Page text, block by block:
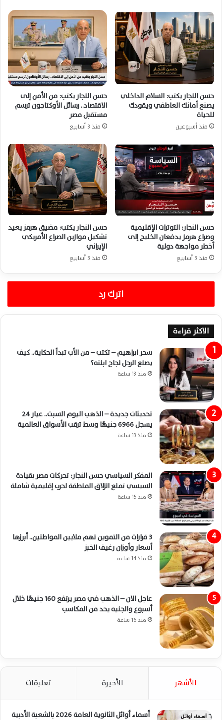
حسن النجار يكتب: السلام الداخلي
يصنع أمانك العاطفي ويقودك
للحياة
منذ أسبوعين
حسن النجار يكتب: من الأمن إلى
الاقتصاد.. رسائل الأوكتاجون ترسم
مستقبل مصر
منذ 3 أسابيع
حسن النجار: التوترات الإقليمية
وصراع هرمز يدفعان الخليج إلى
أخطر مواجهة دولية
منذ 3 أسابيع
حسن النجار يكتب: مضيق هرمز يعيد
تشكيل موازين الصراع الأمريكي
الإيراني
منذ 3 أسابيع
اترك رد
الاكثر قراءة
سحر ابراهيم – تكتب – من الأب تبدأ الحكاية.. كيف
يصنع الرجل نجاح ابنته؟
منذ 13 ساعة
تحديثات جديدة – الذهب اليوم السبت.. عيار 24
يسجل 6966 جنيهًا وسط ترقب الأسواق العالمية
منذ 13 ساعة
المفكر السياسي حسن النجار: تحركات مصر بقيادة
السيسي تمنع انزلاق المنطقة لحرب إقليمية شاملة
منذ 15 ساعة
3 قرارات من التموين تهم ملايين المواطنين.. أبرزها
أسعار وأوزان رغيف الخبز
منذ 14 ساعة
عاجل الان – الذهب في مصر يرتفع 160 جنيهًا خلال
أسبوع والجنيه يحد من المكاسب
منذ 16 ساعة
الأشهر الأخيرة تعليقات
أسماء أوائل الثانوية العامة 2026 بالشعبة الأدبية